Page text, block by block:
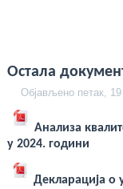
Остала
Објављено петак,
Анализа
у 2024. години
Декларација о